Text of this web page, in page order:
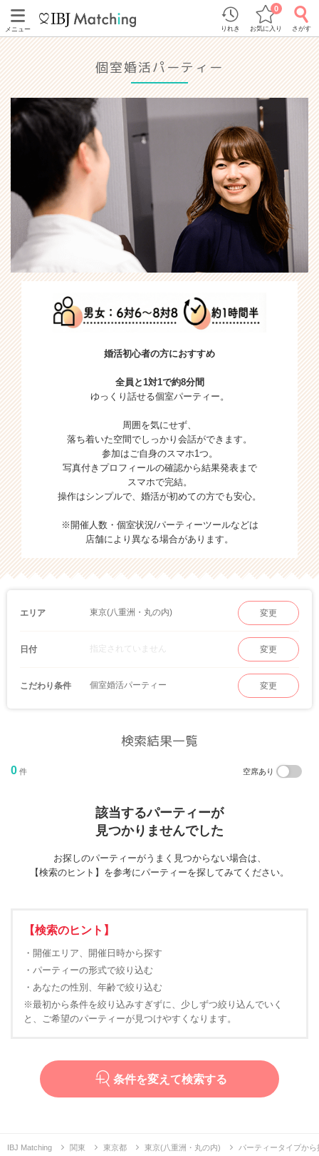
メニュー りれき お気に入り
0
さがす
個室婚活パーティー
婚活初心者の方におすすめ
全員と1対1で約8分間
ゆっくり話せる個室パーティー。
周囲を気にせず、
落ち着いた空間でしっかり会話ができます。
参加はご自身のスマホ1つ。
写真付きプロフィールの確認から結果発表まで
スマホで完結。
操作はシンプルで、婚活が初めての方でも安心。
※開催人数・個室状況/パーティーツールなどは
店舗により異なる場合があります。
エリア 東京(八重洲・丸の内) 変更
日付 指定されていません 変更
こだわり条件 個室婚活パーティー 変更
検索結果一覧
0 件 空席あり
該当するパーティーが
見つかりませんでした
お探しのパーティーがうまく見つからない場合は、
【検索のヒント】を参考にパーティーを探してみてください。
【検索のヒント】
・開催エリア、開催日時から探す
・パーティーの形式で絞り込む
・あなたの性別、年齢で絞り込む
※最初から条件を絞り込みすぎずに、少しずつ絞り込んでいく
と、ご希望のパーティーが見つけやすくなります。
条件を変えて検索する
IBJ Matching 関東 東京都 東京(八重洲・丸の内) パーティータイプから